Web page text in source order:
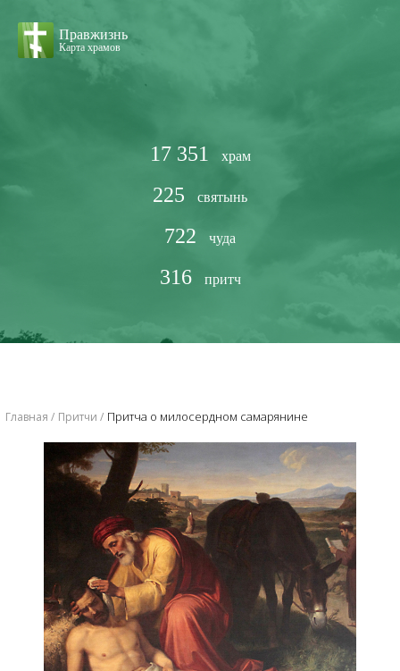
Правжизнь
Карта храмов
17 351 храм
225 святынь
722 чуда
316 притч
Главная Притчи Притча о милосердном самарянине